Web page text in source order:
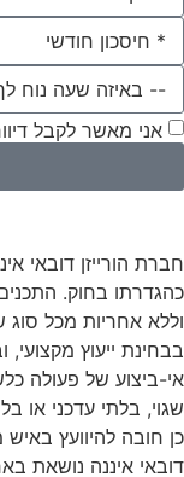
אני מאשר לקבל
חברת הורייזן דובאי
כהגדרתו בחוק.
וללא אחריות מכל
בבחינת ייעוץ מקצועי,
אי-ביצוע של פעולה
שגוי, בלתי עדכני או
כן חובה להיוועץ
דובאי איננה נושאת